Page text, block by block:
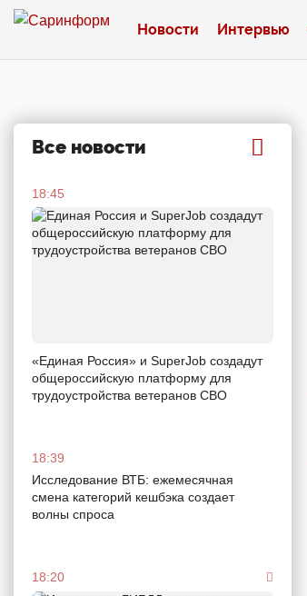
Новости Интервью
Все новости
18:45
«Единая Россия» и SuperJob создадут
общероссийскую платформу для
трудоустройства ветеранов СВО
18:39
Исследование ВТБ: ежемесячная
смена категорий кешбэка создает
волны спроса
18:20